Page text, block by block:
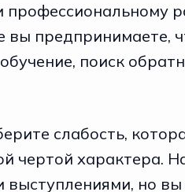
профессиональному
вы предпринимаете,
поиск
слабость,
чертой характера.
но